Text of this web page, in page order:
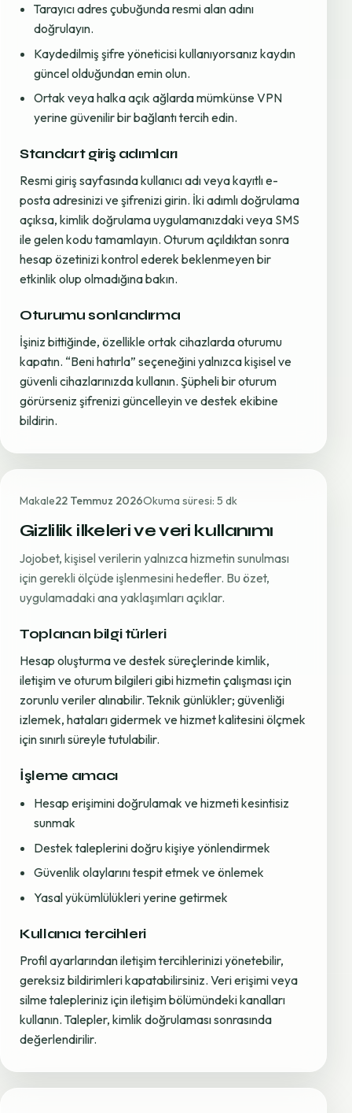
Tarayıcı adres çubuğunda resmi alan adını
doğrulayın.
Kaydedilmiş şifre yöneticisi kullanıyorsanız kaydın
güncel olduğundan emin olun.
Ortak veya halka açık ağlarda mümkünse VPN
yerine güvenilir bir bağlantı tercih edin.
Standart giriş adımları
Resmi giriş sayfasında kullanıcı adı veya kayıtlı e-
posta adresinizi ve şifrenizi girin. İki adımlı doğrulama
açıksa, kimlik doğrulama uygulamanızdaki veya SMS
ile gelen kodu tamamlayın. Oturum açıldıktan sonra
hesap özetinizi kontrol ederek beklenmeyen bir
etkinlik olup olmadığına bakın.
Oturumu sonlandırma
İşiniz bittiğinde, özellikle ortak cihazlarda oturumu
kapatın. “Beni hatırla” seçeneğini yalnızca kişisel ve
güvenli cihazlarınızda kullanın. Şüpheli bir oturum
görürseniz şifrenizi güncelleyin ve destek ekibine
bildirin.
Makale22 Temmuz 2026Okuma süresi: 5 dk
Gizlilik ilkeleri ve veri kullanımı
Jojobet, kişisel verilerin yalnızca hizmetin sunulması
için gerekli ölçüde işlenmesini hedefler. Bu özet,
uygulamadaki ana yaklaşımları açıklar.
Toplanan bilgi türleri
Hesap oluşturma ve destek süreçlerinde kimlik,
iletişim ve oturum bilgileri gibi hizmetin çalışması için
zorunlu veriler alınabilir. Teknik günlükler; güvenliği
izlemek, hataları gidermek ve hizmet kalitesini ölçmek
için sınırlı süreyle tutulabilir.
İşleme amacı
Hesap erişimini doğrulamak ve hizmeti kesintisiz
sunmak
Destek taleplerini doğru kişiye yönlendirmek
Güvenlik olaylarını tespit etmek ve önlemek
Yasal yükümlülükleri yerine getirmek
Kullanıcı tercihleri
Profil ayarlarından iletişim tercihlerinizi yönetebilir,
gereksiz bildirimleri kapatabilirsiniz. Veri erişimi veya
silme talepleriniz için iletişim bölümündeki kanalları
kullanın. Talepler, kimlik doğrulaması sonrasında
değerlendirilir.